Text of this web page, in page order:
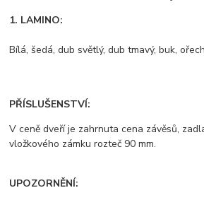
1. LAMINO:
Bílá, šedá, dub světlý, dub tmavý, buk,
PŘÍSLUŠENSTVÍ:
V ceně dveří je zahrnuta cena závěsů,
vložkového zámku rozteč 90 mm.
UPOZORNĚNÍ: